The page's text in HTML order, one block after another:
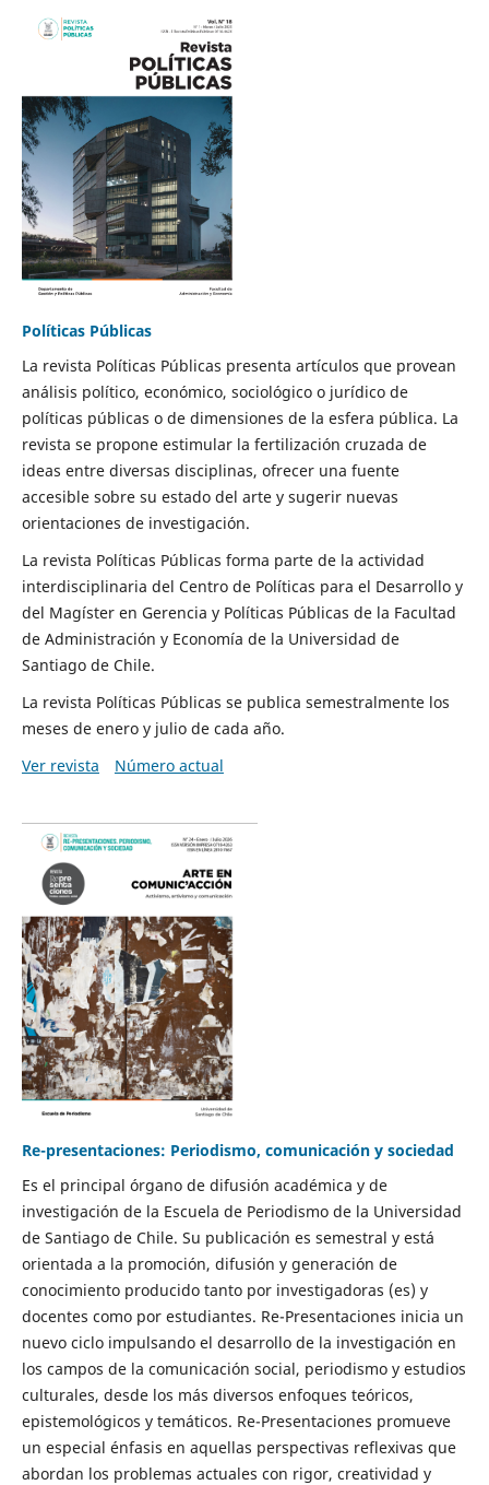
Políticas Públicas
La revista Políticas Públicas presenta artículos que provean
análisis político, económico, sociológico o jurídico de
políticas públicas o de dimensiones de la esfera pública. La
revista se propone estimular la fertilización cruzada de
ideas entre diversas disciplinas, ofrecer una fuente
accesible sobre su estado del arte y sugerir nuevas
orientaciones de investigación.
La revista Políticas Públicas forma parte de la actividad
interdisciplinaria del Centro de Políticas para el Desarrollo y
del Magíster en Gerencia y Políticas Públicas de la Facultad
de Administración y Economía de la Universidad de
Santiago de Chile.
La revista Políticas Públicas se publica semestralmente los
meses de enero y julio de cada año.
Ver revista
Número actual
Re-presentaciones: Periodismo, comunicación y sociedad
Es el principal órgano de difusión académica y de
investigación de la Escuela de Periodismo de la Universidad
de Santiago de Chile. Su publicación es semestral y está
orientada a la promoción, difusión y generación de
conocimiento producido tanto por investigadoras (es) y
docentes como por estudiantes. Re-Presentaciones inicia un
nuevo ciclo impulsando el desarrollo de la investigación en
los campos de la comunicación social, periodismo y estudios
culturales, desde los más diversos enfoques teóricos,
epistemológicos y temáticos. Re-Presentaciones promueve
un especial énfasis en aquellas perspectivas reflexivas que
abordan los problemas actuales con rigor, creatividad y